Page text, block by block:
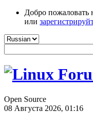
Добро пожаловать
или
Open Source
08 Августа 2026, 01:16